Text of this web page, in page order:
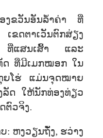
ຂວັນອັນລ້ຳຄ່າ ທີ່
ດຕາເວັນຕົກສ່ຽງ
ແສນເສົ້າ ແລະ
ດ ທີ່ມີເມກໝອກ ໃນ
ໂຮ່ ແມ່ນຈຸດໝາຍ
ລັດ ໃຫ້ນັກທ່ອງທ່ຽວ
ຕົວຈິງ.
: ຫງວຽນຖັ໋ງ, ຮວ່າງ